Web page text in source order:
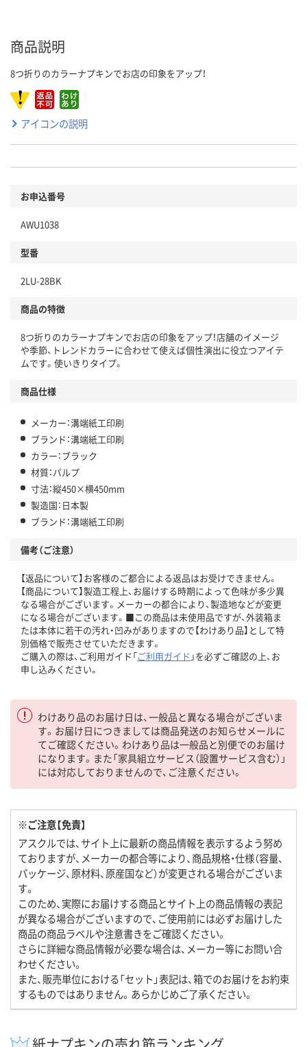
商品説明
8つ折りのカラーナプキンでお店の印象をアップ！
アイコンの説明
お申込番号
AWU1038
型番
2LU-28BK
商品の特徴
8つ折りのカラーナプキンでお店の印象をアップ！店舗のイメージ
や季節、トレンドカラーに合わせて使えば個性演出に役立つアイテ
ムです。使いきりタイプ。
商品仕様
メーカー：溝端紙工印刷
ブランド：溝端紙工印刷
カラー：ブラック
材質：パルプ
寸法：縦450×横450mm
製造国：日本製
ブランド：溝端紙工印刷
備考（ご注意）
【返品について】お客様のご都合による返品はお受けできません。
【商品について】製造工程上、お届けする時期によって色味が多少異
なる場合がございます。メーカーの都合により、製造地などが変更
になる場合がございます。■この商品は未使用品ですが、外装箱ま
たは本体に若干の汚れ・凹みがありますので【わけあり品】として特
別価格で販売させていただきます。
ご購入の際は、ご利用ガイド「ご利用ガイド 」を必ずご確認の上、お
申し込みください。
わけあり品のお届け日は、一般品と異なる場合がございま
す。お届け日につきましては商品発送のお知らせメールに
てご確認ください。わけあり品は一般品と別便でのお届け
になります。また「家具組立サービス（設置サービス含む）」
には対応しておりませんので、ご注意ください。
※ご注意【免責】
アスクルでは、サイト上に最新の商品情報を表示するよう努め
ておりますが、メーカーの都合等により、商品規格・仕様（容量、
パッケージ、原材料、原産国など）が変更される場合がございま
す。
このため、実際にお届けする商品とサイト上の商品情報の表記
が異なる場合がございますので、ご使用前には必ずお届けした
商品の商品ラベルや注意書きをご確認ください。
さらに詳細な商品情報が必要な場合は、メーカー等にお問い合
わせください。
また、販売単位における「セット」表記は、箱でのお届けをお約束
するものではありません。あらかじめご了承ください。